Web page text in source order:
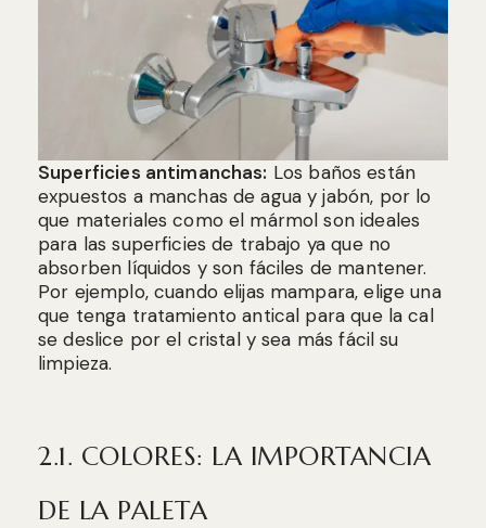
Superficies antimanchas: Los baños están
expuestos a manchas de agua y jabón, por lo
que materiales como el mármol son ideales
para las superficies de trabajo ya que no
absorben líquidos y son fáciles de mantener.
Por ejemplo, cuando elijas mampara, elige una
que tenga tratamiento antical para que la cal
se deslice por el cristal y sea más fácil su
limpieza.
2.1. COLORES: LA IMPORTANCIA
DE LA PALETA